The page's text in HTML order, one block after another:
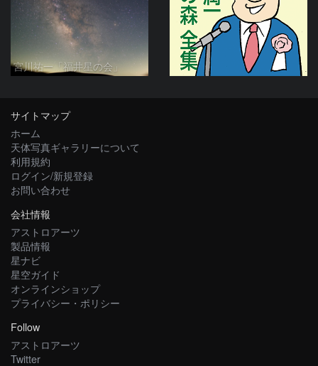
宮川祐一「福井星の会」
サイトマップ
ホーム
天体写真ギャラリーについて
利用規約
ログイン/新規登録
お問い合わせ
会社情報
アストロアーツ
製品情報
星ナビ
星空ガイド
オンラインショップ
プライバシー・ポリシー
Follow
アストロアーツ
Twitter